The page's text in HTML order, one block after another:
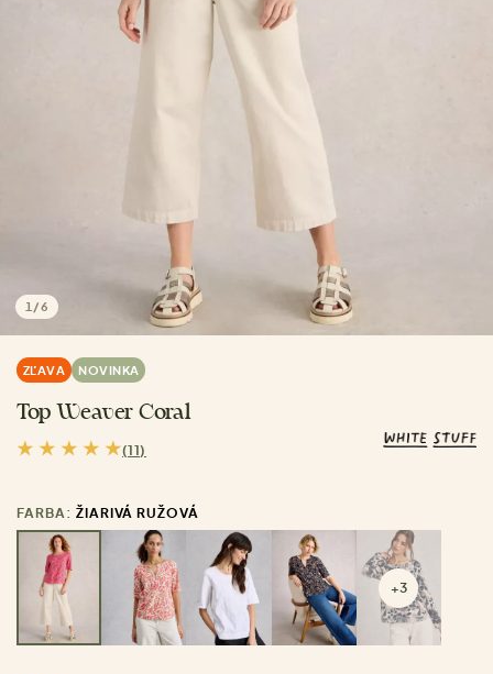
1 /6
ZĽAVA NOVINKA
Top Weaver Coral
(11)
FARBA: ŽIARIVÁ RUŽOVÁ
+3